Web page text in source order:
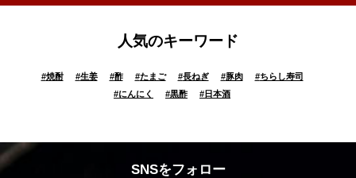
人気のキーワード
#焼酎 #生姜 #酢 #たまご #長ねぎ #豚肉 #ちらし寿司
#にんにく #黒酢 #日本酒
SNSをフォロー